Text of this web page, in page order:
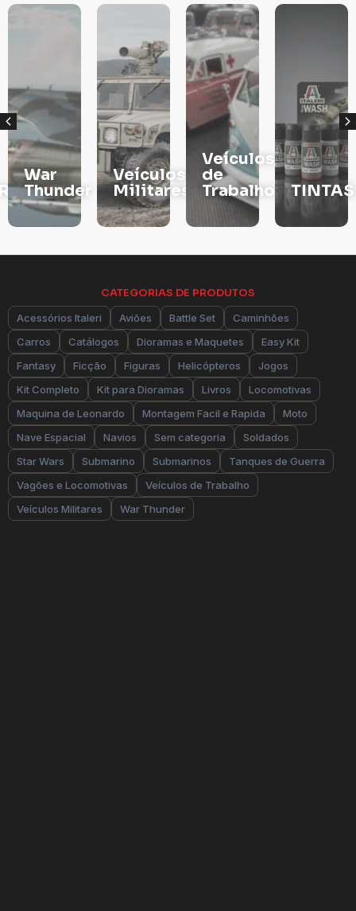
War
Thunder
Veículos
Militares
Veículos
de
Trabalho
TINTAS
CATEGORIAS DE PRODUTOS
Acessórios Italeri Aviões Battle Set
Caminhões
Carros
Catálogos Dioramas e Maquetes
Easy Kit
Fantasy
Ficção Figuras Helicópteros
Jogos
Kit Completo
Kit para Dioramas Livros
Locomotivas
Maquina de Leonardo
Montagem Facil e Rapida
Moto
Nave Espacial
Navios Sem categoria
Soldados
Star Wars
Submarino Submarinos
Tanques de Guerra
Vagões e Locomotivas
Veículos de Trabalho
Veículos Militares
War Thunder